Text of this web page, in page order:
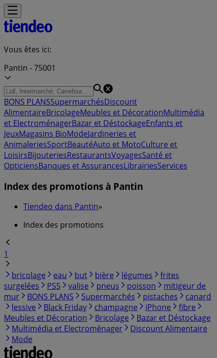
Vous êtes ici:
Pantin - 75001
BONS PLANSSupermarchésDiscount
AlimentaireBricolageMeubles et DécorationMultimédia
et ElectroménagerBazar et DéstockageEnfants et
JeuxMagasins BioModeJardineries et
AnimaleriesSportBeautéAuto et MotoCulture et
LoisirsBijouteriesRestaurantsVoyagesSanté et
OpticiensBanques et AssurancesLibrairiesServices
Index des promotions à Pantin
Tiendeo dans Pantin»
Index des promotions
1
bricolage
eau but bière légumes
frites
surgelées
PS5 valise pneus poisson
mitigeur de
mur
BONS PLANS Supermarchés pistaches
canard
lessive
Black Friday champagne iPhone
fibre
Meubles et Décoration
Bricolage
Bazar et Déstockage
Multimédia et Electroménager
Discount Alimentaire
Mode